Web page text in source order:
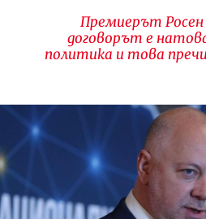
Премиерът Росен
договорът е
политика и това